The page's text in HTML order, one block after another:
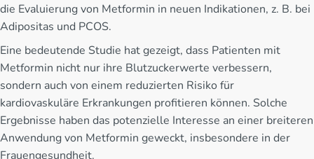
die Evaluierung von Metformin in neuen Indikationen, z. B. bei
Adipositas und PCOS.
Eine bedeutende Studie hat gezeigt, dass Patienten mit
Metformin nicht nur ihre Blutzuckerwerte verbessern,
sondern auch von einem reduzierten Risiko für
kardiovaskuläre Erkrankungen profitieren können. Solche
Ergebnisse haben das potenzielle Interesse an einer breiteren
Anwendung von Metformin geweckt, insbesondere in der
Frauengesundheit.